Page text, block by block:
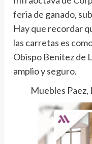
feria de ganado,
Hay que recordar
las carretas es
Obispo Benítez de
amplio y seguro.
Muebles Paez,